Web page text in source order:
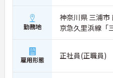
勤務地
神奈川県 三浦
京急久里浜線「
雇用形態 正社員(正職員)